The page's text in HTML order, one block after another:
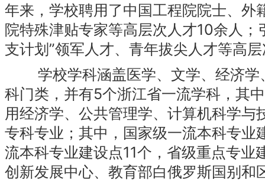
年来，学校聘用了中国工程院院士、
院特殊津贴专家等高层次人才10余人
支计划”领军人才、青年拔尖人才等高
学校学科涵盖医学、文学、经济学
科门类，并有5个浙江省一流学科，其
用经济学、公共管理学、计算机科学
专科专业；其中，国家级一流本科专业
流本科专业建设点11个，省级重点专
创新发展中心、教育部白俄罗斯国别